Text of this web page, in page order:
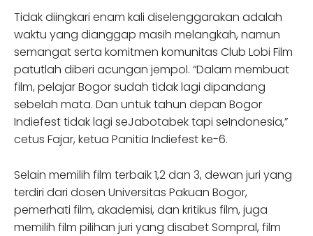
Tidak diingkari enam kali diselenggarakan adalah
waktu yang dianggap masih melangkah, namun
semangat serta komitmen komunitas Club Lobi Film
patutlah diberi acungan jempol. “Dalam membuat
film, pelajar Bogor sudah tidak lagi dipandang
sebelah mata. Dan untuk tahun depan Bogor
Indiefest tidak lagi seJabotabek tapi seIndonesia,”
cetus Fajar, ketua Panitia Indiefest ke-6.
Selain memilih film terbaik 1,2 dan 3, dewan juri yang
terdiri dari dosen Universitas Pakuan Bogor,
pemerhati film, akademisi, dan kritikus film, juga
memilih film pilihan juri yang disabet Sompral, film